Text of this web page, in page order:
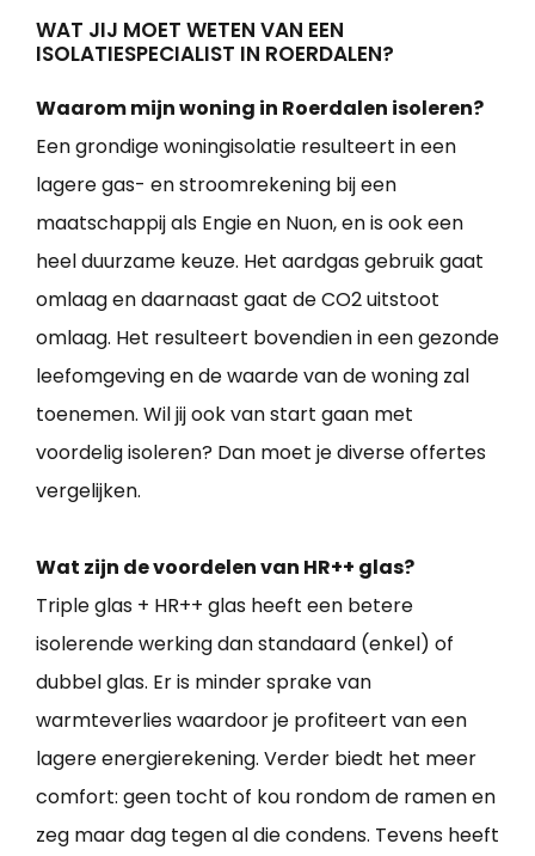
WAT JIJ MOET WETEN VAN EEN
ISOLATIESPECIALIST IN ROERDALEN?
Waarom mijn woning in Roerdalen isoleren?
Een grondige woningisolatie resulteert in een
lagere gas- en stroomrekening bij een
maatschappij als Engie en Nuon, en is ook een
heel duurzame keuze. Het aardgas gebruik gaat
omlaag en daarnaast gaat de CO2 uitstoot
omlaag. Het resulteert bovendien in een gezonde
leefomgeving en de waarde van de woning zal
toenemen. Wil jij ook van start gaan met
voordelig isoleren? Dan moet je diverse offertes
vergelijken.
Wat zijn de voordelen van HR++ glas?
Triple glas + HR++ glas heeft een betere
isolerende werking dan standaard (enkel) of
dubbel glas. Er is minder sprake van
warmteverlies waardoor je profiteert van een
lagere energierekening. Verder biedt het meer
comfort: geen tocht of kou rondom de ramen en
zeg maar dag tegen al die condens. Tevens heeft